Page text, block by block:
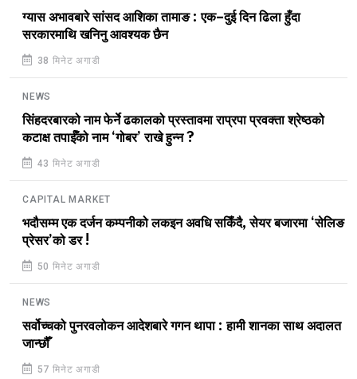
ग्यास अभावबारे सांसद आशिका तामाङ : एक–दुई दिन ढिला हुँदा
सरकारमाथि खनिनु आवश्यक छैन
38 मिनेट अगाडी
NEWS
सिंहदरबारको नाम फेर्ने ढकालको प्रस्तावमा राप्रपा प्रवक्ता श्रेष्ठको
कटाक्ष तपाईँको नाम ‘गोबर’ राखे हुन्न ?
43 मिनेट अगाडी
CAPITAL MARKET
भदौसम्म एक दर्जन कम्पनीको लकइन अवधि सकिँदै, सेयर बजारमा ‘सेलिङ
प्रेसर’को डर !
50 मिनेट अगाडी
NEWS
सर्वोच्चको पुनरवलोकन आदेशबारे गगन थापा : हामी शानका साथ अदालत
जान्छौँ
57 मिनेट अगाडी